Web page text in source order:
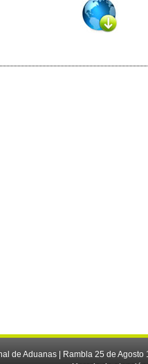
de Aduanas | Rambla 25 de